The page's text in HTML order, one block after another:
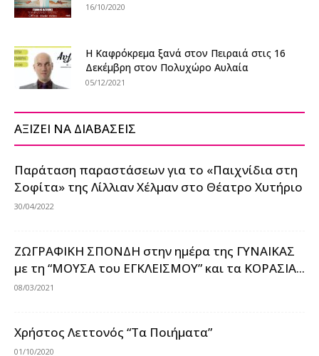
16/10/2020
Η Καφρόκρεμα ξανά στον Πειραιά στις 16
Δεκέμβρη στον Πολυχώρο Αυλαία
05/12/2021
ΑΞΙΖΕΙ ΝΑ ΔΙΑΒΑΣΕΙΣ
Παράταση παραστάσεων για το «Παιχνίδια στη
Σοφίτα» της Λίλλιαν Χέλμαν στο Θέατρο Χυτήριο
30/04/2022
ΖΩΓΡΑΦΙΚΗ ΣΠΟΝΔΗ στην ημέρα της ΓΥΝΑΙΚΑΣ
με τη “ΜΟΥΣΑ του ΕΓΚΛΕΙΣΜΟΥ” και τα ΚΟΡΑΣΙΑ...
08/03/2021
Χρήστος Λεττονός “Τα Ποιήματα”
01/10/2020